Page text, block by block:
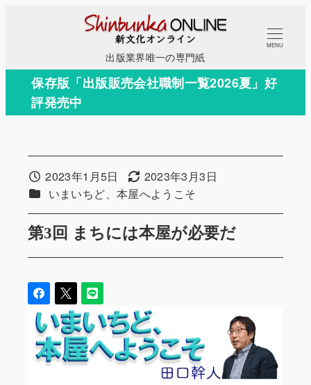
コ
テ
出版業界唯一の専門紙
MENU
保存版「出版販売会社職制一覧2026夏」好
評発売中
第3回 まちには本屋が必要だ
投稿日2023年1月5日 更新日2023年3月3日
カテゴリー
いまいちど、本屋へようこそ